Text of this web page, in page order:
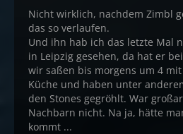
Nicht wirklich, nachdem Zimbl
das so verlaufen.
Und ihn hab ich das letzte Mal
in Leipzig gesehen, da hat er
wir saßen bis morgens um 4
Küche und haben unter
den Stones gegröhlt. War
Nachbarn nicht. Na ja, hätte
kommt ...